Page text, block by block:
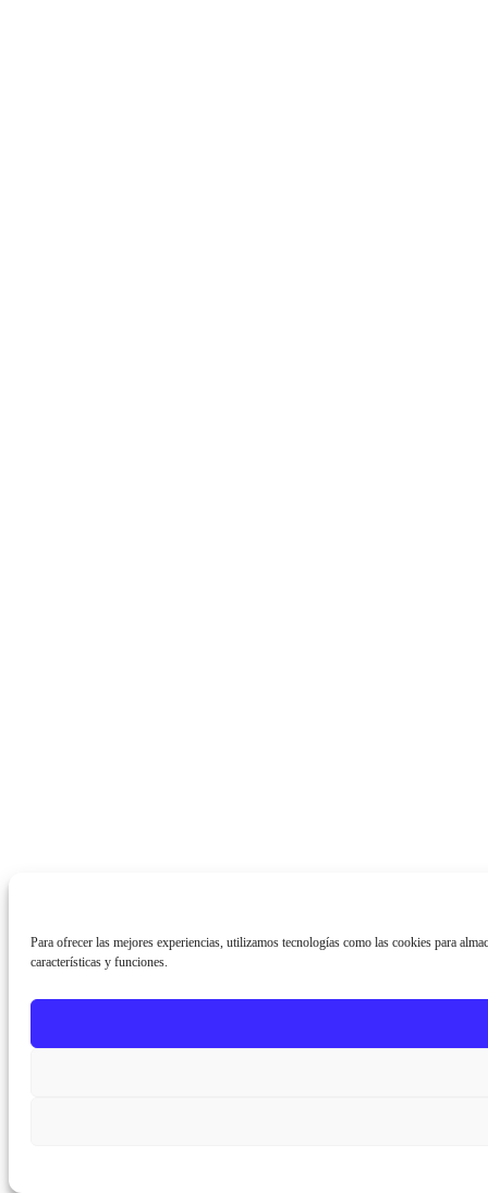
Para ofrecer las mejores experiencias, utilizamos tecnologías como las cookies para
características y funciones.